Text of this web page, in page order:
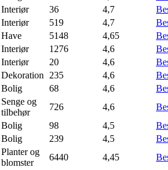
Interiør 36 4,7
Interiør 519 4,7
Have 5148 4,65
Interiør 1276 4,6
Interiør 20 4,6
Dekoration 235 4,6
Bolig 68 4,6
Senge og
tilbehør
726 4,6
Bolig 98 4,5
Bolig 239 4,5
Planter og
blomster
6440 4,45